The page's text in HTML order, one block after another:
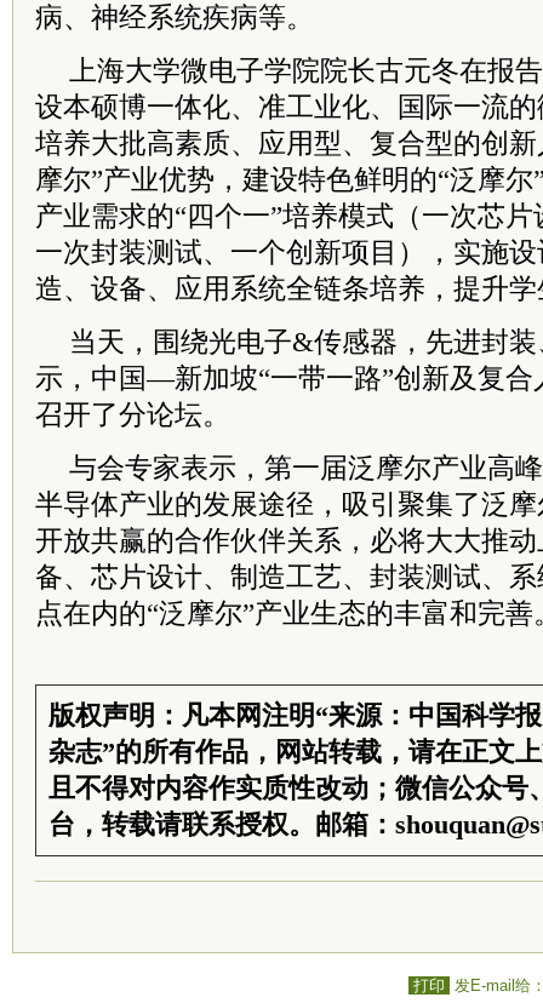
病、神经系统疾病等。
上海大学微电子学院院长古元冬在报
设本硕博一体化、准工业化、国际一流
培养大批高素质、应用型、复合型的创
摩尔”产业优势，建设特色鲜明的“泛摩
产业需求的“四个一”培养模式（一次芯
一次封装测试、一个创新项目），实施
造、设备、应用系统全链条培养，提升
当天，围绕光电子&传感器，先进封
示，中国—新加坡“一带一路”创新及复合
召开了分论坛。
与会专家表示，第一届泛摩尔产业高
半导体产业的发展途径，吸引聚集了泛
开放共赢的合作伙伴关系，必将大大推
备、芯片设计、制造工艺、封装测试、
点在内的“泛摩尔”产业生态的丰富和完善
版权声明：凡本网注明“来源：中国科学
杂志”的所有作品，网站转载，请在正文
且不得对内容作实质性改动；微信公众号
台，转载请联系授权。邮箱：
打印 发E-mail给